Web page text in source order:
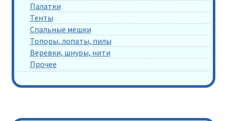
Палатки
Тенты
Спальные мешки
Топоры, лопаты, пилы
Веревки, шнуры, нити
Прочее